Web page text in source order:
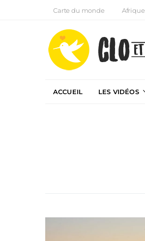
Carte du monde Afrique
ACCUEIL LES VIDÉOS